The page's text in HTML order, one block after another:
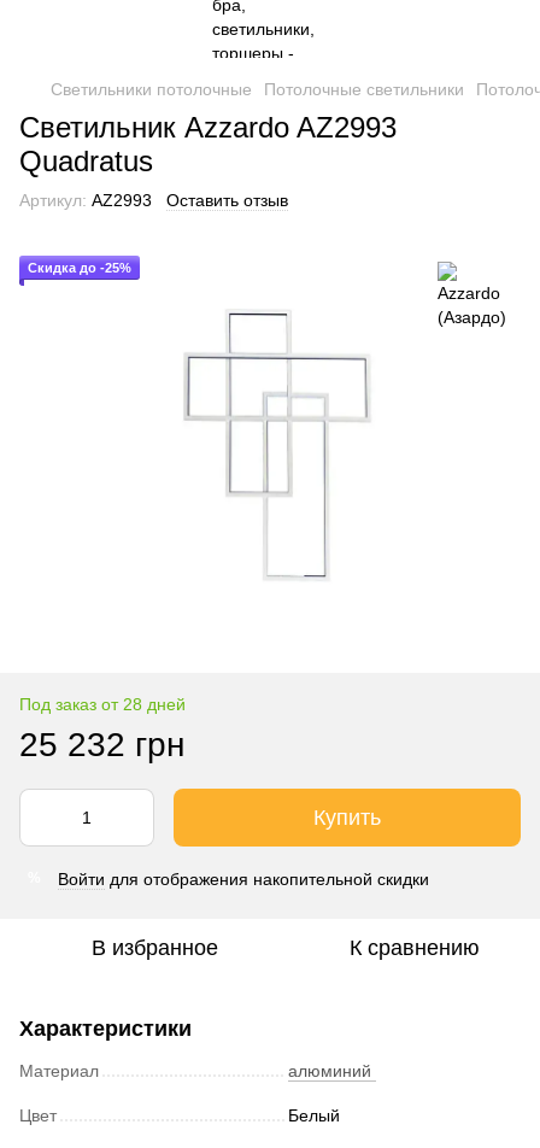
Светильники потолочные Потолочные светильники
Светильник Azzardo AZ2993
Quadratus
Артикул: AZ2993 Оставить отзыв
Скидка до -25%
Под заказ от 28 дней
25 232 грн
Купить
Войти для отображения накопительной скидки
В избранное К сравнению
Характеристики
Материал алюминий
Цвет Белый